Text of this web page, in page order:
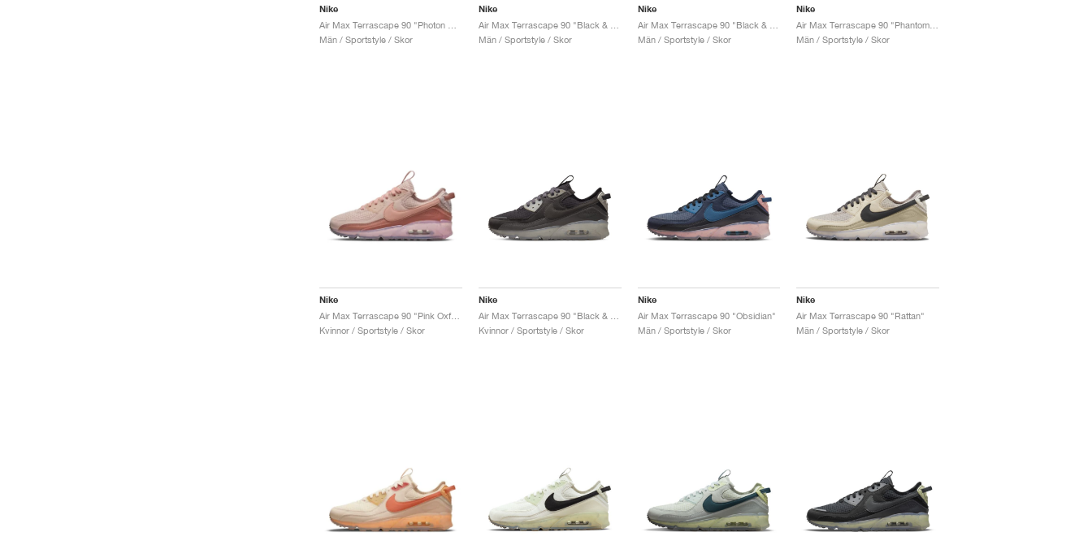
Nike
Män / Sportstyle / Skor
Nike
Män / Sportstyle / Skor
Nike
Män / Sportstyle / Skor
Nike
Män / Sportstyle / Skor
Nike
Air Max Terrascape 90 "Pink Oxford"
Kvinnor / Sportstyle / Skor
Nike
Kvinnor / Sportstyle / Skor
Nike
Air Max Terrascape 90 "Obsidian"
Män / Sportstyle / Skor
Nike
Air Max Terrascape 90 "Rattan"
Män / Sportstyle / Skor